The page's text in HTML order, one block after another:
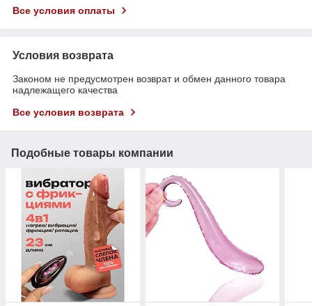
Все условия оплаты
Условия возврата
Законом не предусмотрен возврат и обмен данного товара
надлежащего качества
Все условия возврата
Подобные товары компании